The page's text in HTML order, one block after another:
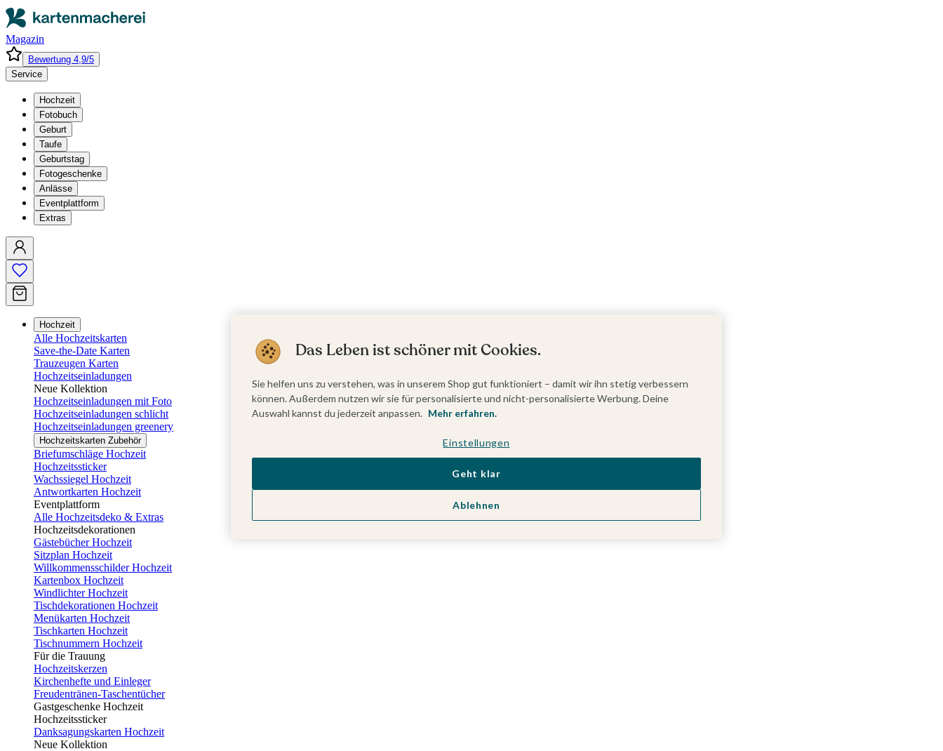
Magazin
Bewertung 4,9/5
Service
Hochzeit
Fotobuch
Geburt
Taufe
Geburtstag
Fotogeschenke
Anlässe
Eventplattform
Extras
Hochzeit
Alle Hochzeitskarten
Save-the-Date Karten
Trauzeugen Karten
Hochzeitseinladungen
Neue Kollektion
Hochzeitseinladungen mit Foto
Hochzeitseinladungen schlicht
Hochzeitseinladungen greenery
Hochzeitskarten Zubehör
Briefumschläge Hochzeit
Hochzeitssticker
Wachssiegel Hochzeit
Antwortkarten Hochzeit
Eventplattform
Alle Hochzeitsdeko & Extras
Hochzeitsdekorationen
Gästebücher Hochzeit
Sitzplan Hochzeit
Willkommensschilder Hochzeit
Kartenbox Hochzeit
Windlichter Hochzeit
Tischdekorationen Hochzeit
Menükarten Hochzeit
Tischkarten Hochzeit
Tischnummern Hochzeit
Für die Trauung
Hochzeitskerzen
Kirchenhefte und Einleger
Freudentränen-Taschentücher
Gastgeschenke Hochzeit
Hochzeitssticker
Danksagungskarten Hochzeit
Neue Kollektion
Das Leben ist schöner mit Cookies.
Sie helfen uns zu verstehen, was in unserem Shop gut funktioniert – damit wir ihn stetig verbessern
können. Außerdem nutzen wir sie für personalisierte und nicht-personalisierte Werbung. Deine
Auswahl kannst du jederzeit anpassen. Mehr erfahren.
Einstellungen
Ablehnen
Geht klar